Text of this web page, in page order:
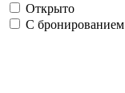
Открыто
С бронированием